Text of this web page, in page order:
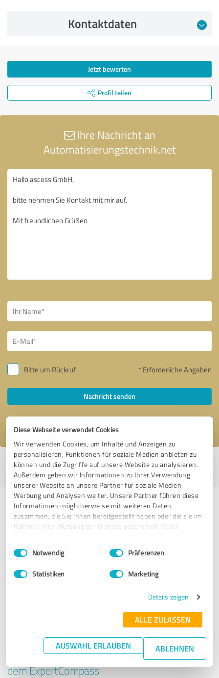
Diese Webseite verwendet Cookies
Wir verwenden Cookies, um Inhalte und Anzeigen zu
personalisieren, Funktionen für soziale Medien anbieten zu
können und die Zugriffe auf unsere Website zu analysieren.
Außerdem geben wir Informationen zu Ihrer Verwendung
unserer Website an unsere Partner für soziale Medien,
Werbung und Analysen weiter. Unsere Partner führen diese
Informationen möglicherweise mit weiteren Daten
zusammen, die Sie ihnen bereitgestellt haben oder die sie im
Rahmen Ihrer Nutzung der Dienste gesammelt haben.
Impressum Datenschutzbestimmungen
Einwilligungsauswahl
Notwendig Präferenzen
Statistiken Marketing
Details zeigen
ALLE ZULASSEN
AUSWAHL ERLAUBEN ABLEHNEN
Kontaktdaten
Jetzt bewerten
Profil teilen
Ihre Nachricht an
Automatisierungstechnik.net
Bitte um Rückruf * Erforderliche Angaben
Nachricht senden
Ich stimme den
Profil aktiv seit 05.10.2021 |Letzte Aktualisierung: 29.10.2021|Profil
melden
Erfahrungen zu weiteren
Anbietern aus dem Bereich E-
Pondtopia Franchise GmbH
Tipp: Die passenden Experten finden - mit
dem ExpertCompass